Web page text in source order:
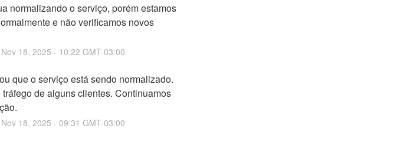
normalizando o serviço, porém estamos
e não verificamos novos
Nov 18, 2025 - 10:22 GMT-03:00
que o serviço está sendo normalizado.
de alguns clientes. Continuamos
Nov 18, 2025 - 09:31 GMT-03:00